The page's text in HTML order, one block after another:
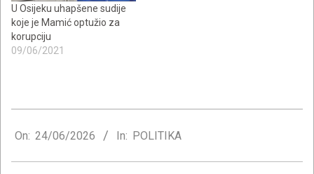
U Osijeku uhapšene sudije
koje je Mamić optužio za
korupciju
09/06/2021
06-
On: 24/06/2026 In: POLITIKA